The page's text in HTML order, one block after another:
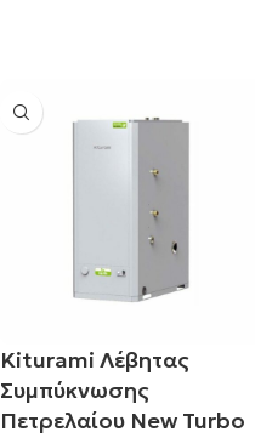
Kiturami Λέβητας
Συμπύκνωσης
Πετρελαίου New Turbo